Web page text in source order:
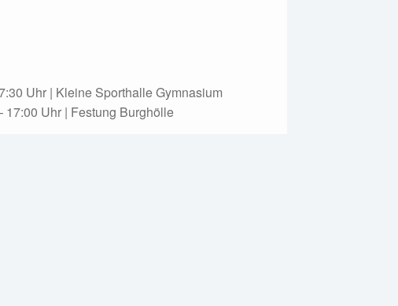
Uhr | Kleine Sporthalle Gymnasium
17:00 Uhr | Festung Burghölle